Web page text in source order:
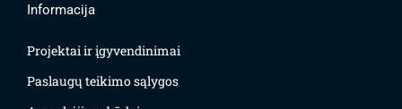
Informacija
Projektai ir įgyvendinimai
Paslaugų teikimo sąlygos